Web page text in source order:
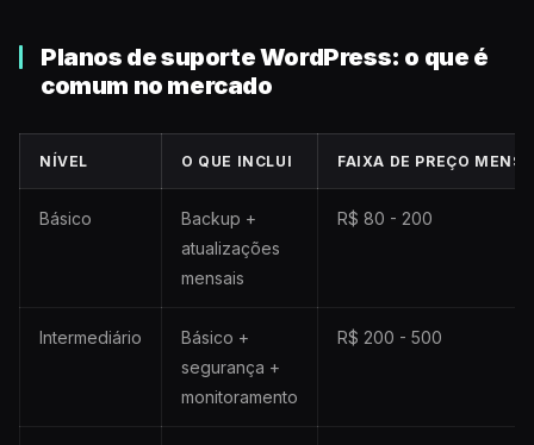
Planos de suporte WordPress: o que é
comum no mercado
NÍVEL O QUE INCLUI FAIXA DE PREÇO
Básico
Backup +
atualizações
mensais
R$ 80 - 200
Intermediário
Básico +
segurança +
monitoramento
R$ 200 - 500